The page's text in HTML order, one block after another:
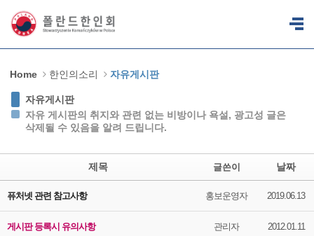
Home 한인의소리 자유게시판
자유게시판
자유 게시판의 취지와 관련 없는 비방이나 욕설, 광고성 글은
삭제될 수 있음을 알려 드립니다.
제목 글쓴이 날짜
퓨처넷 관련 참고사항 홍보운영자 2019.06.13
게시판 등록시 유의사항 관리자 2012.01.11